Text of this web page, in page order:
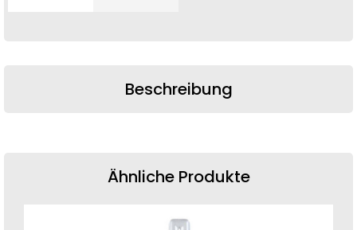
Beschreibung
Ähnliche Produkte